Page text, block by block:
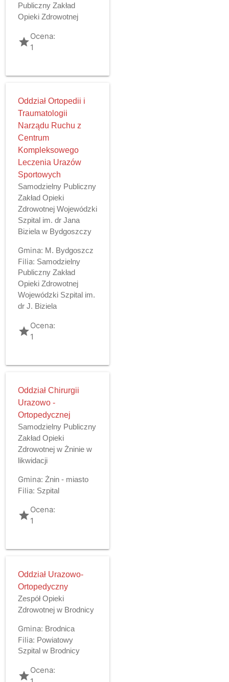
Publiczny Zakład
Opieki Zdrowotnej
gradeOcena:
1
Oddział Ortopedii i
Traumatologii
Narządu Ruchu z
Centrum
Kompleksowego
Leczenia Urazów
Sportowych
Samodzielny Publiczny
Zakład Opieki
Zdrowotnej Wojewódzki
Szpital im. dr Jana
Biziela w Bydgoszczy
Gmina: M. Bydgoszcz
Filia: Samodzielny
Publiczny Zakład
Opieki Zdrowotnej
Wojewódzki Szpital im.
dr J. Biziela
gradeOcena:
1
Oddział Chirurgii
Urazowo -
Ortopedycznej
Samodzielny Publiczny
Zakład Opieki
Zdrowotnej w Żninie w
likwidacji
Gmina: Żnin - miasto
Filia: Szpital
gradeOcena:
1
Oddział Urazowo-
Ortopedyczny
Zespół Opieki
Zdrowotnej w Brodnicy
Gmina: Brodnica
Filia: Powiatowy
Szpital w Brodnicy
gradeOcena: